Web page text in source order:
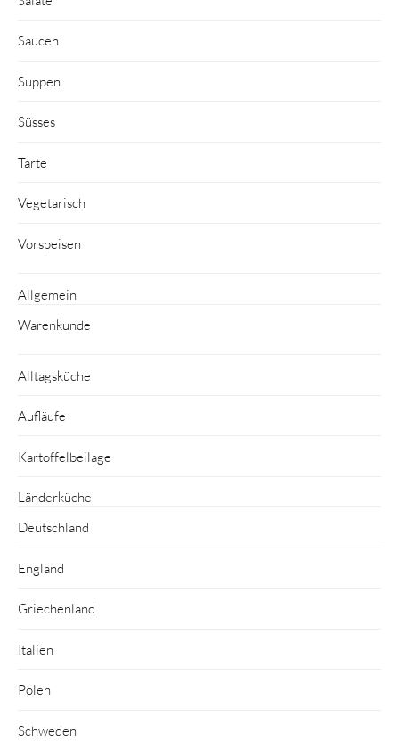
Saucen
Suppen
Süsses
Tarte
Vegetarisch
Vorspeisen
Allgemein
Warenkunde
Alltagsküche
Aufläufe
Kartoffelbeilage
Länderküche
Deutschland
England
Griechenland
Italien
Polen
Schweden